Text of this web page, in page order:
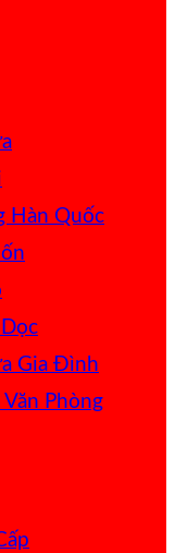
Hàn Quốc
Gia Đình
Văn Phòng